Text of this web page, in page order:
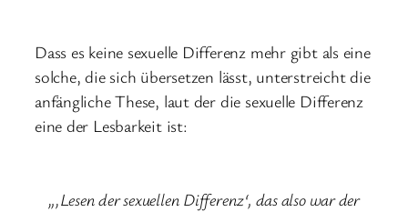
Dass es keine sexuelle Differenz mehr gibt als eine
solche, die sich übersetzen lässt, unterstreicht die
anfängliche These, laut der die sexuelle Differenz
eine der Lesbarkeit ist:
„‚Lesen der sexuellen Differenz‘, das also war der